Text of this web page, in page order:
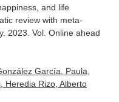
and life
review with meta-
. 2023. Vol. Online ahead
García, Paula,
Heredia Rizo, Alberto